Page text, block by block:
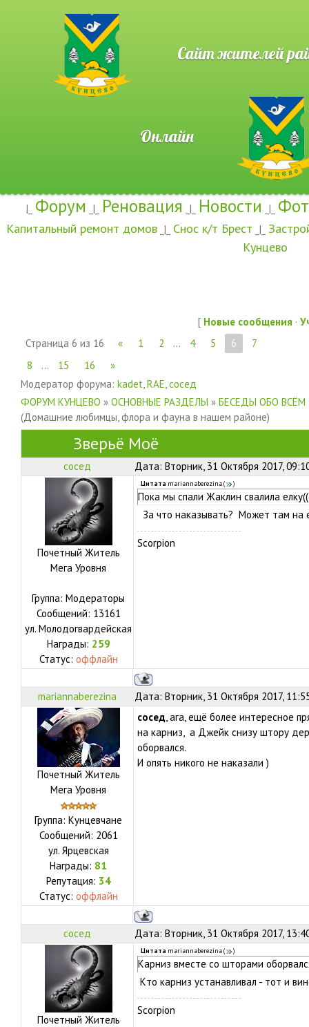
Сайт жителей
Онлайн
|_ Форум _|_ Реновация _|_ Новости _|_
Капитальный ремонт домов _|_ Снос к/т Брест _|_
Кунцево
[ Новые сообщения ·
Страница 6 из 16 « 1 2 … 4 5 6
7
8
… 15 16
»
Модератор форума: kadet,RAE,сосед
ФОРУМ КУНЦЕВО » ОСНОВНЫЕ РАЗДЕЛЫ » БЕСЕДЫ ОБО ВСЁМ
(Домашние любимцы, флора и фауна в нашем районе)
Зверьё Моё
сосед Дата: Вторник, 31 Октября 2017,
Почетный Житель
Мега Уровня
Группа: Модераторы
Сообщений: 13161
ул. Молодогвардейская
Награды: 259
Статус: оффлайн
Цитата mariannaberezina( )
Пока мы спали Жаклин свалила
За что наказывать? Может там на
Scorpion
mariannaberezina Дата: Вторник, 31 Октября 2017,
Почетный Житель
Мега Уровня
Группа: Кунцевчане
Сообщений: 2061
ул. Ярцевская
Награды: 81
Репутация: 34
Статус: оффлайн
сосед, ага, ещё более интересное
на карниз, а Джейк снизу штору
оборвался.
И опять никого не наказали )
сосед Дата: Вторник, 31 Октября 2017,
Почетный Житель
Цитата mariannaberezina( )
Карниз вместе со шторами
Кто карниз устанавливал - тот и
Scorpion